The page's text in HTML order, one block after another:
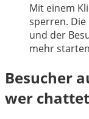
Mit einem
sperren.
und der
mehr
Besucher
wer chattet